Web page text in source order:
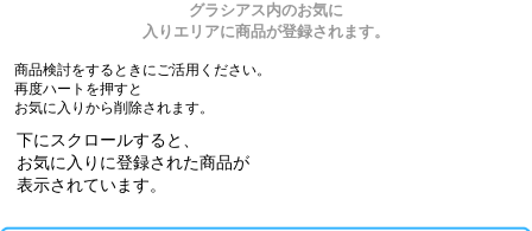
グラシアス内のお気に
入りエリアに商品が登録されます。
商品検討をするときにご活用ください。
再度ハートを押すと
お気に入りから削除されます。
下にスクロールすると、
お気に入りに登録された商品が
表示されています。